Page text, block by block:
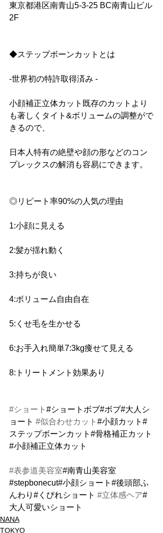
東京都港区南青山5-3-25 BC南青山ビル
2F
◆ステップボーンカットとは
-世界初の特許取得済み -
小顔補正立体カット既存のカットより
も著しくタイト&ボリュームの調整がで
きるので、
日本人特有の絶壁や顔の形などのコン
プレックスの解消も容易にできます。
◎リピート率90%の人気の理由
1:小顔に見える
2:髪が揺れ動く
3:持ちが良い
4:ボリューム自由自在
5:くせ毛を生かせる
6:お手入れ簡単7:3kg痩せて見える
8:トリートメント効果あり
#ショート #ショートボブ#ボブ#大人シ
ョート #似合わせカット #小顔カット#
ステップボーンカット#骨格補正カット
#小顔補正立体カット
#表参道美容室#南青山美容室
#stepbonecut#小顔ショート#後頭部ふ
んわり#くびれショート #立体感ヘア#
大人可愛いショート
NANA
TOKYO